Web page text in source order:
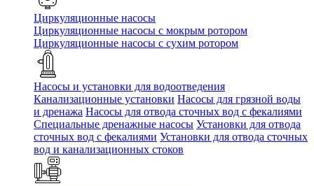
Циркуляционные насосы
Циркуляционные насосы с мокрым ротором
Циркуляционные насосы с сухим ротором
Насосы и установки для водоотведения
Канализационные установки Насосы для грязной воды
и дренажа Насосы для отвода сточных вод c фекалиями
Специальные дренажные насосы Установки для отвода
сточных вод c фекалиями Установки для отвода сточных
вод и канализационных стоков